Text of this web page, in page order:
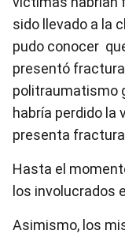
sido llevado a la
pudo conocer
presentó
politraumatismo
habría perdido la
presenta
Hasta el
los involucrados
Asimismo, los